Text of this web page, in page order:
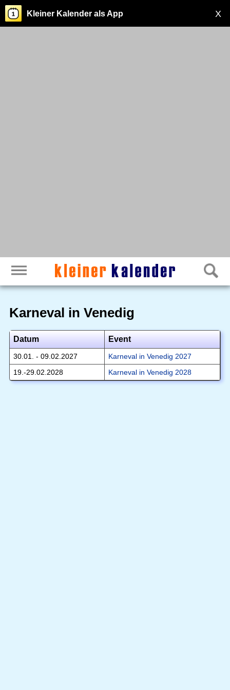
X
Kleiner Kalender als App
Karneval in Venedig
Datum Event
30.01. - 09.02.2027
Karneval in Venedig 2027
19.-29.02.2028
Karneval in Venedig 2028